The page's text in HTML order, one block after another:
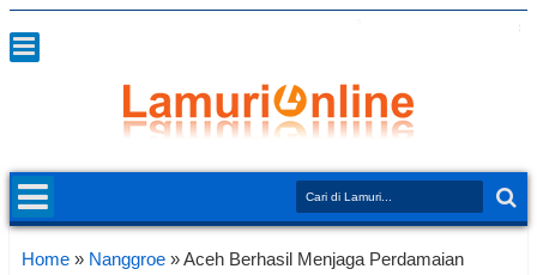
Home » Nanggroe »Aceh Berhasil Menjaga Perdamaian